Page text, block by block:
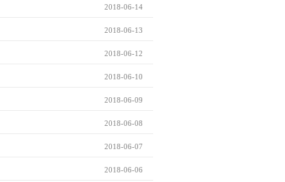
2018-06-14
2018-06-13
2018-06-12
2018-06-10
2018-06-09
2018-06-08
2018-06-07
2018-06-06